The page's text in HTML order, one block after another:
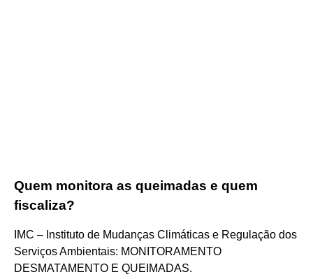
Quem monitora as queimadas e quem
fiscaliza?
IMC – Instituto de Mudanças Climáticas e Regulação dos
Serviços Ambientais: MONITORAMENTO
DESMATAMENTO E QUEIMADAS.